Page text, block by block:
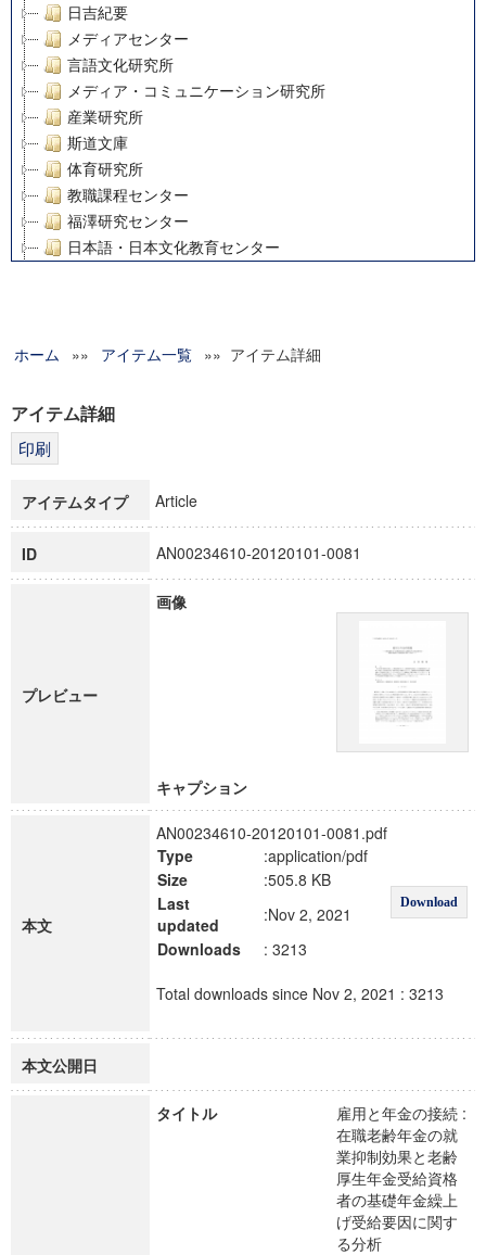
日吉紀要
メディアセンター
言語文化研究所
メディア・コミュニケーション研究所
産業研究所
斯道文庫
体育研究所
教職課程センター
福澤研究センター
日本語・日本文化教育センター
グローバルリサーチインスティテュート
科学研究費補助金研究成果報告書
博士課程教育リーディングプログラム「超成熟社会発展のサ
ホーム »» アイテム一覧 »» アイテム詳細
アイテム詳細
アイテムタイプ Article
ID AN00234610-20120101-0081
プレビュー
画像
キャプション
本文
AN00234610-20120101-0081.pdf
Type
:application/pdf
Download
Size
:505.8 KB
Last
updated
:Nov 2, 2021
Downloads
: 3213
Total downloads since Nov 2, 2021 : 3213
本文公開日
タイトル
雇用と年金の接続 :
在職老齢年金の就
業抑制効果と老齢
厚生年金受給資格
者の基礎年金繰上
げ受給要因に関す
る分析